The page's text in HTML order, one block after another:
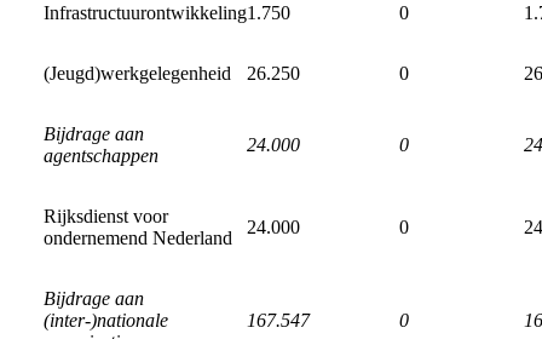
Infrastructuurontwikkeling1.750 0
(Jeugd)werkgelegenheid 26.250 0
Bijdrage aan
agentschappen
24.000 0
Rijksdienst voor
ondernemend Nederland
24.000 0
Bijdrage aan
(inter-)nationale
167.547 0